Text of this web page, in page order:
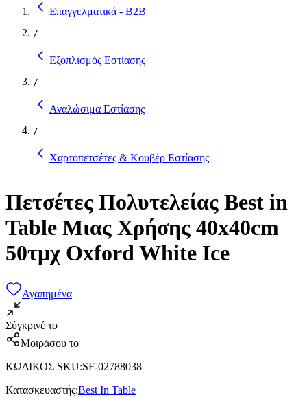
Επαγγελματικά - B2B
/
Εξοπλισμός Εστίασης
/
Αναλώσιμα Εστίασης
/
Χαρτοπετσέτες & Κουβέρ Εστίασης
Πετσέτες Πολυτελείας Best in
Table Μιας Χρήσης 40x40cm
50τμχ Oxford White Ice
Αγαπημένα
Σύγκρινέ το
Μοιράσου το
ΚΩΔΙΚΟΣ SKU:SF-02788038
Κατασκευαστής:Best In Table